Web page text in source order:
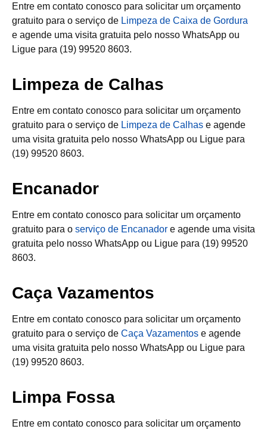
Entre em contato conosco para solicitar um orçamento
gratuito para o serviço de Limpeza de Caixa de Gordura
e agende uma visita gratuita pelo nosso WhatsApp ou
Ligue para (19) 99520 8603.
Limpeza de Calhas
Entre em contato conosco para solicitar um orçamento
gratuito para o serviço de Limpeza de Calhas e agende
uma visita gratuita pelo nosso WhatsApp ou Ligue para
(19) 99520 8603.
Encanador
Entre em contato conosco para solicitar um orçamento
gratuito para o serviço de Encanador e agende uma visita
gratuita pelo nosso WhatsApp ou Ligue para (19) 99520
8603.
Caça Vazamentos
Entre em contato conosco para solicitar um orçamento
gratuito para o serviço de Caça Vazamentos e agende
uma visita gratuita pelo nosso WhatsApp ou Ligue para
(19) 99520 8603.
Limpa Fossa
Entre em contato conosco para solicitar um orçamento